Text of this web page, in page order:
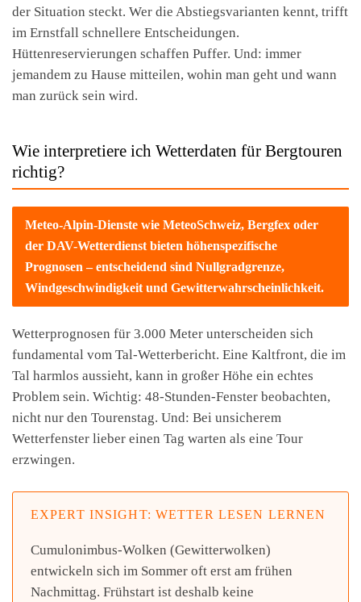
der Situation steckt. Wer die Abstiegsvarianten kennt, trifft
im Ernstfall schnellere Entscheidungen.
Hüttenreservierungen schaffen Puffer. Und: immer
jemandem zu Hause mitteilen, wohin man geht und wann
man zurück sein wird.
Wie interpretiere ich Wetterdaten für Bergtouren
richtig?
Meteo-Alpin-Dienste wie MeteoSchweiz, Bergfex oder
der DAV-Wetterdienst bieten höhenspezifische
Prognosen – entscheidend sind Nullgradgrenze,
Windgeschwindigkeit und Gewitterwahrscheinlichkeit.
Wetterprognosen für 3.000 Meter unterscheiden sich
fundamental vom Tal-Wetterbericht. Eine Kaltfront, die im
Tal harmlos aussieht, kann in großer Höhe ein echtes
Problem sein. Wichtig: 48-Stunden-Fenster beobachten,
nicht nur den Tourenstag. Und: Bei unsicherem
Wetterfenster lieber einen Tag warten als eine Tour
erzwingen.
EXPERT INSIGHT: WETTER LESEN LERNEN
Cumulonimbus-Wolken (Gewitterwolken)
entwickeln sich im Sommer oft erst am frühen
Nachmittag. Frühstart ist deshalb keine